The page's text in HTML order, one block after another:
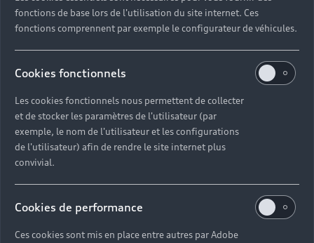
fonctions de base lors de l'utilisation du site internet. Ces
fonctions comprennent par exemple le configurateur de véhicules.
Cookies fonctionnels
Les cookies fonctionnels nous permettent de collecter
et de stocker les paramètres de l'utilisateur (par
exemple, le nom de l'utilisateur et les configurations
de l'utilisateur) afin de rendre le site internet plus
convivial.
Cookies de performance
Ces cookies sont mis en place entre autres par Adobe